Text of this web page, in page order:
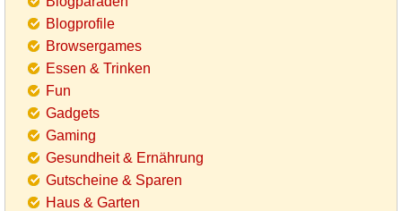
Blogprofile
Browsergames
Essen & Trinken
Fun
Gadgets
Gaming
Gesundheit & Ernährung
Gutscheine & Sparen
Haus & Garten